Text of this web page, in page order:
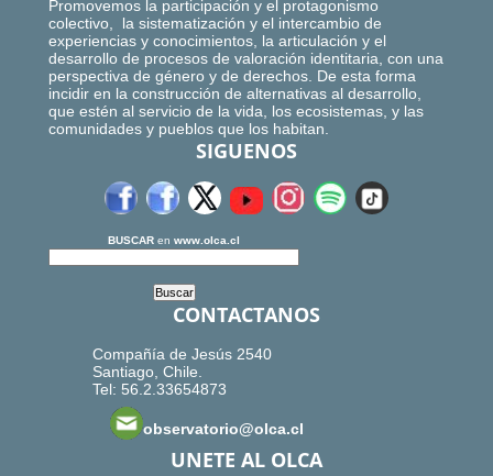
Promovemos la participación y el protagonismo
colectivo, la sistematización y el intercambio de
experiencias y conocimientos, la articulación y el
desarrollo de procesos de valoración identitaria, con una
perspectiva de género y de derechos. De esta forma
incidir en la construcción de alternativas al desarrollo,
que estén al servicio de la vida, los ecosistemas, y las
comunidades y pueblos que los habitan.
SIGUENOS
BUSCAR en www.olca.cl
CONTACTANOS
Compañía de Jesús 2540
Santiago, Chile.
Tel: 56.2.33654873
observatorio@olca.cl
UNETE AL OLCA